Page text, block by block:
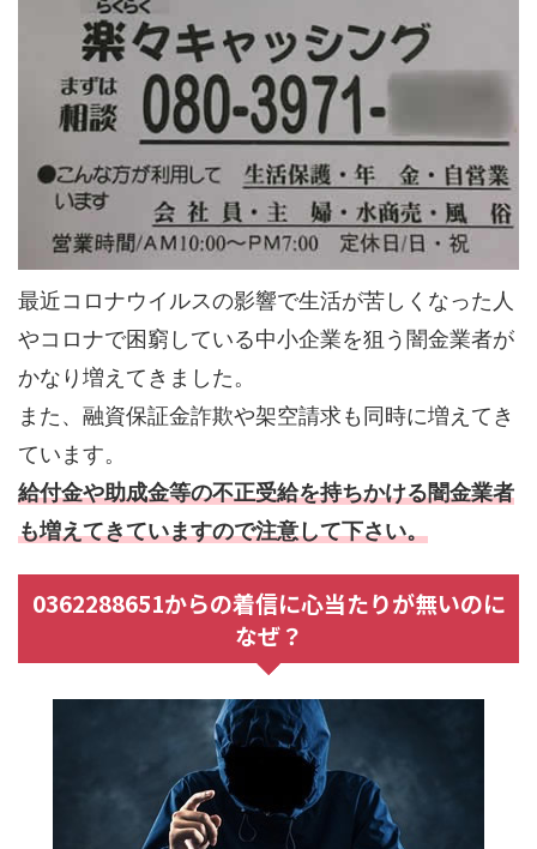
最近コロナウイルスの影響で生活が苦しくなった人
やコロナで困窮している中小企業を狙う闇金業者が
かなり増えてきました。
また、融資保証金詐欺や架空請求も同時に増えてき
ています。
給付金や助成金等の不正受給を持ちかける闇金業者
も増えてきていますので注意して下さい。
0362288651からの着信に心当たりが無いのに
なぜ？